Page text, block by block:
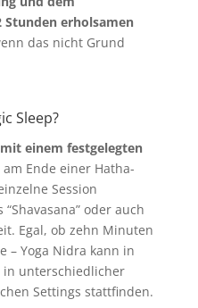
erholsamen
das nicht Grund
Sleep?
einem festgelegten
Ende einer Hatha-
Session
oder auch
Egal, ob zehn Minuten
– Yoga Nidra kann in
in unterschiedlicher
Settings stattfinden.